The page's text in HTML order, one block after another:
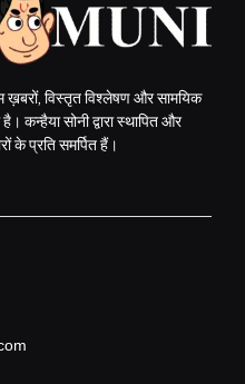
ख़बरों, विस्तृत विश्लेषण और सामयिक
कन्हैया सोनी द्वारा स्थापित और
के प्रति समर्पित हैं।